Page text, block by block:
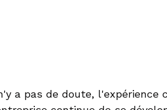
a pas de doute,